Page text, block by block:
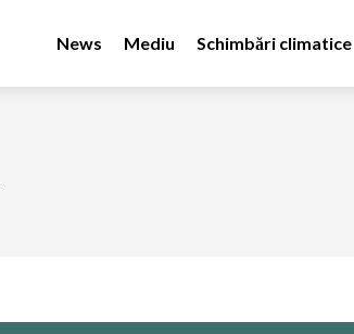
News Mediu Schimbări climatice